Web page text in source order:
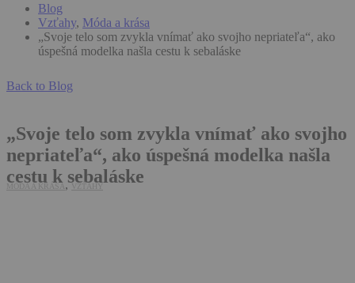
Blog
Vzťahy, Móda a krása
„Svoje telo som zvykla vnímať ako svojho nepriateľa“, ako
úspešná modelka našla cestu k sebaláske
Back to Blog
„Svoje telo som zvykla vnímať ako svojho
nepriateľa“, ako úspešná modelka našla
cestu k sebaláske
MÓDA A KRÁSA,VZŤAHY